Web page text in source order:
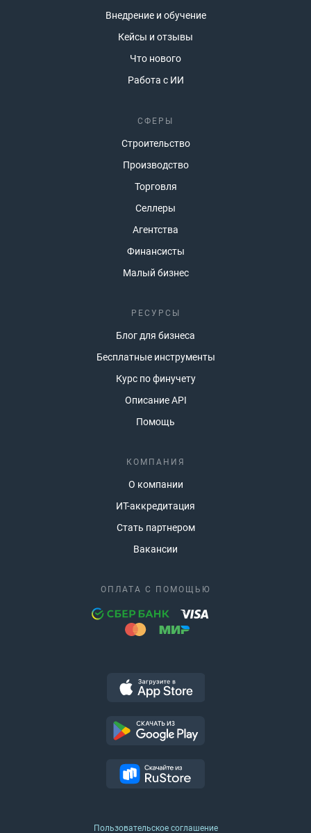
Внедрение и обучение
Кейсы и отзывы
Что нового
Работа с ИИ
СФЕРЫ
Строительство
Производство
Торговля
Селлеры
Агентства
Финансисты
Малый бизнес
РЕСУРСЫ
Блог для бизнеса
Бесплатные инструменты
Курс по финучету
Описание API
Помощь
КОМПАНИЯ
О компании
ИТ-аккредитация
Стать партнером
Вакансии
ОПЛАТА С ПОМОЩЬЮ
Пользовательское соглашение